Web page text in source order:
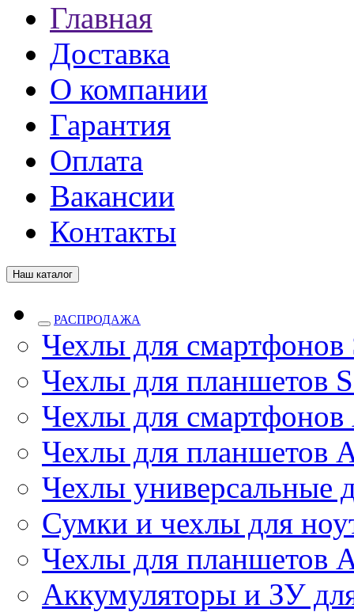
Главная
Доставка
О компании
Гарантия
Оплата
Вакансии
Контакты
Наш каталог
РАСПРОДАЖА
Чехлы для смартфонов
Чехлы для планшетов
Чехлы для
Чехлы для планшетов
Чехлы универсальные
Сумки и чехлы для
Чехлы для планшетов
Аккумуляторы и ЗУ